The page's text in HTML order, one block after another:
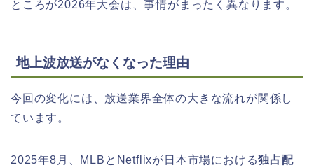
ところが2026年大会は、事情がまったく異なります。
地上波放送がなくなった理由
今回の変化には、放送業界全体の大きな流れが関係し
ています。
2025年8月、MLBとNetflixが日本市場における独占配